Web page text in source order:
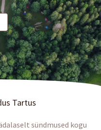
Tartus
sündmused kogu